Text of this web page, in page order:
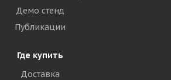
Демо стенд
Публикации
Где купить
Доставка